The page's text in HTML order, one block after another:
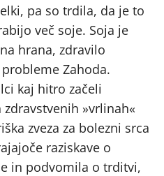
pa so trdila, da je to
več soje. Soja je
hrana, zdravilo
Zahoda.
kaj hitro začeli
»vrlinah«
zveza za bolezni srca
raziskave o
in podvomila o trditvi,